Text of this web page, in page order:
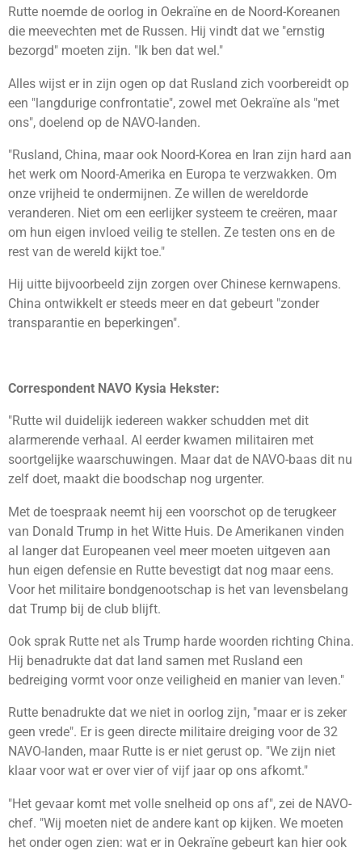
Rutte noemde de oorlog in Oekraïne en de Noord-Koreanen
die meevechten met de Russen. Hij vindt dat we "ernstig
bezorgd" moeten zijn. "Ik ben dat wel."
Alles wijst er in zijn ogen op dat Rusland zich voorbereidt op
een "langdurige confrontatie", zowel met Oekraïne als "met
ons", doelend op de NAVO-landen.
"Rusland, China, maar ook Noord-Korea en Iran zijn hard aan
het werk om Noord-Amerika en Europa te verzwakken. Om
onze vrijheid te ondermijnen. Ze willen de wereldorde
veranderen. Niet om een eerlijker systeem te creëren, maar
om hun eigen invloed veilig te stellen. Ze testen ons en de
rest van de wereld kijkt toe."
Hij uitte bijvoorbeeld zijn zorgen over Chinese kernwapens.
China ontwikkelt er steeds meer en dat gebeurt "zonder
transparantie en beperkingen".
Correspondent NAVO Kysia Hekster:
"Rutte wil duidelijk iedereen wakker schudden met dit
alarmerende verhaal. Al eerder kwamen militairen met
soortgelijke waarschuwingen. Maar dat de NAVO-baas dit nu
zelf doet, maakt die boodschap nog urgenter.
Met de toespraak neemt hij een voorschot op de terugkeer
van Donald Trump in het Witte Huis. De Amerikanen vinden
al langer dat Europeanen veel meer moeten uitgeven aan
hun eigen defensie en Rutte bevestigt dat nog maar eens.
Voor het militaire bondgenootschap is het van levensbelang
dat Trump bij de club blijft.
Ook sprak Rutte net als Trump harde woorden richting China.
Hij benadrukte dat dat land samen met Rusland een
bedreiging vormt voor onze veiligheid en manier van leven."
Rutte benadrukte dat we niet in oorlog zijn, "maar er is zeker
geen vrede". Er is geen directe militaire dreiging voor de 32
NAVO-landen, maar Rutte is er niet gerust op. "We zijn niet
klaar voor wat er over vier of vijf jaar op ons afkomt."
"Het gevaar komt met volle snelheid op ons af", zei de NAVO-
chef. "Wij moeten niet de andere kant op kijken. We moeten
het onder ogen zien: wat er in Oekraïne gebeurt kan hier ook